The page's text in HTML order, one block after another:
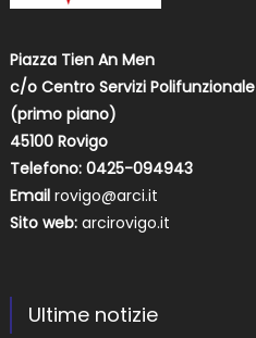
Piazza Tien An Men
c/o Centro Servizi Polifunzionale
(primo piano)
45100 Rovigo
Telefono: 0425-094943
Email rovigo@arci.it
Sito web: arcirovigo.it
Ultime notizie